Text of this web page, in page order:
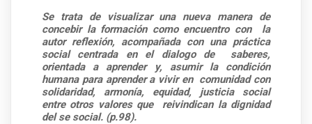
Se trata de visualizar una nueva manera de
concebir la formación como encuentro con la
autor reflexión, acompañada con una práctica
social centrada en el dialogo de saberes,
orientada a aprender y, asumir la condición
humana para aprender a vivir en comunidad con
solidaridad, armonía, equidad, justicia social
entre otros valores que reivindican la dignidad
del se social. (p.98).